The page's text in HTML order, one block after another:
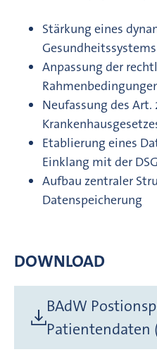
Stärkung eines
Gesundheitssystems
Anpassung der
Neufassung des Art.
Etablierung eines
Einklang mit der
Aufbau zentraler
Datenspeicherung
DOWNLOAD
BAdW
Patientendaten